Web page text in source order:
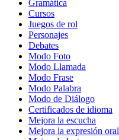
Gramática
Cursos
Juegos de rol
Personajes
Debates
Modo Foto
Modo Llamada
Modo Frase
Modo Palabra
Modo de Diálogo
Certificados de idioma
Mejora la escucha
Mejora la expresión oral